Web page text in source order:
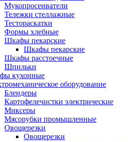
Мукопросеиватели
Тележки стеллажные
Тестораскатки
Формы хлебные
Шкафы пекарские
Шкафы пекарские
Шкафы расстоечные
Шпильки
кухонные
оборудование
Блендеры
Картофелечистки электрические
Миксеры
Мясорубки промышленные
Овощерезки
Овощерезки